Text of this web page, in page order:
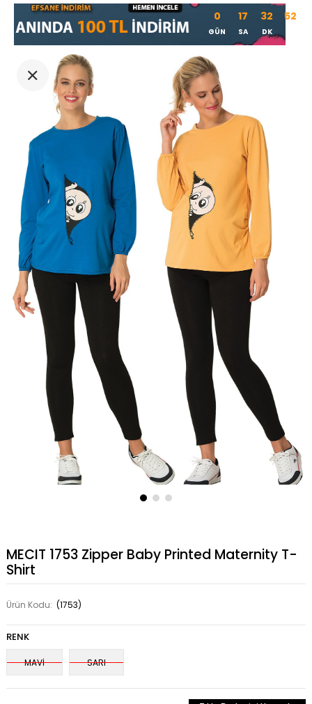
0
GÜN
17
SA
32
DK
52
MECIT 1753 Zipper Baby Printed Maternity T-
Shirt
Ürün Kodu: (1753)
RENK
MAVİ SARI